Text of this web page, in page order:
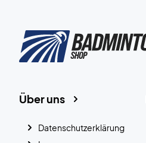
Über uns
Datenschutzerklärung